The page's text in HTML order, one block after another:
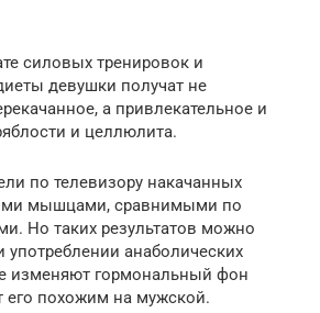
силовых тренировок и
девушки получат не
а привлекательное и
и целлюлита.
по телевизору накачанных
мышцами, сравнимыми по
Но таких результатов можно
употреблении анаболических
изменяют гормональный фон
похожим на мужской.